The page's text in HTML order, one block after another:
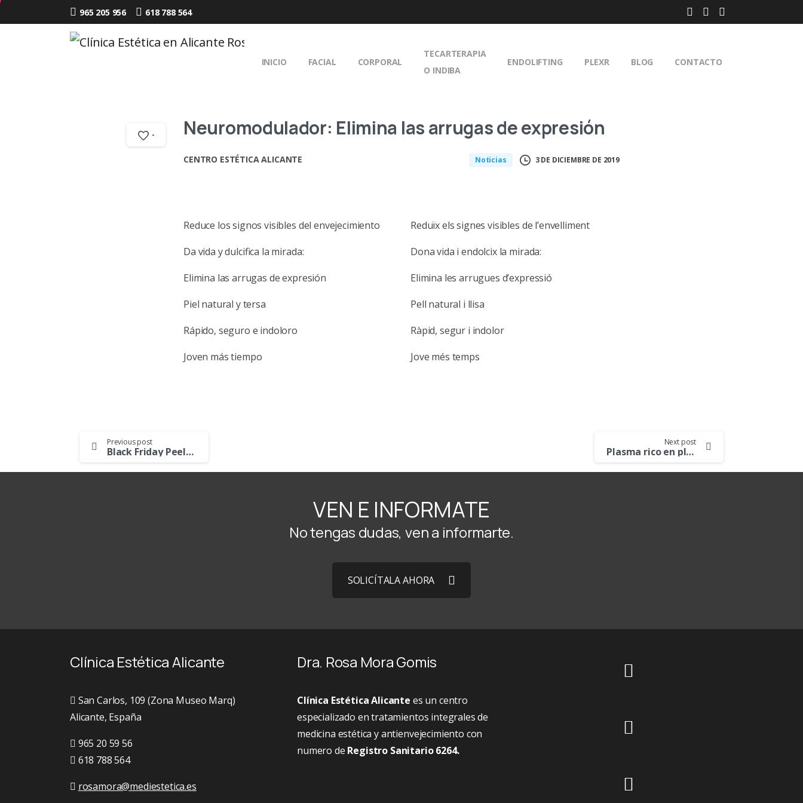
965 205 956 618 788 564
INICIO FACIAL CORPORAL
TECARTERAPIA
O INDIBA
ENDOLIFTING PLEXR BLOG CONTACTO
- Neuromodulador: Elimina las arrugas de expresión
CENTRO ESTÉTICA ALICANTE Noticias 3 DE DICIEMBRE DE 2019
Reduce los signos visibles del envejecimiento
Da vida y dulcifica la mirada:
Elimina las arrugas de expresión
Piel natural y tersa
Rápido, seguro e indoloro
Joven más tiempo
Reduïx els signes visibles de l’envelliment
Dona vida i endolcix la mirada:
Elimina les arrugues d’expressió
Pell natural i llisa
Ràpid, segur i indolor
Jove més temps
Continue
Reading
Previous post
Black Friday Peeling Químico Médico
Next post
Plasma rico en plaquetas, el tratamiento antiedad por excelencia
VEN E INFORMATE
No tengas dudas, ven a informarte.
SOLICÍTALA AHORA
Clínica Estética Alicante
San Carlos, 109 (Zona Museo Marq)
Alicante, España
965 20 59 56
618 788 564
rosamora@mediestetica.es
Dra. Rosa Mora Gomis
Clínica Estética Alicante es un centro
especializado en tratamientos integrales de
medicina estética y antienvejecimiento con
numero de Registro Sanitario 6264.